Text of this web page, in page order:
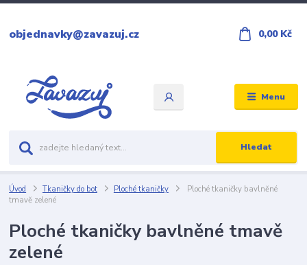
Menu
Hledat
objednavky@zavazuj.cz 0,00 Kč
Úvod Tkaničky do bot Ploché tkaničky
Ploché tkaničky bavlněné
tmavě zelené
Ploché tkaničky bavlněné tmavě
zelené